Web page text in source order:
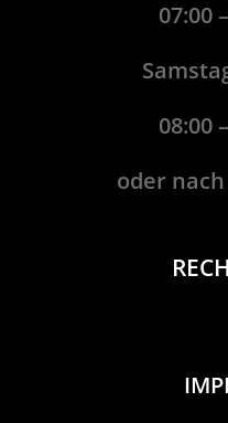
07:00
08:00
oder